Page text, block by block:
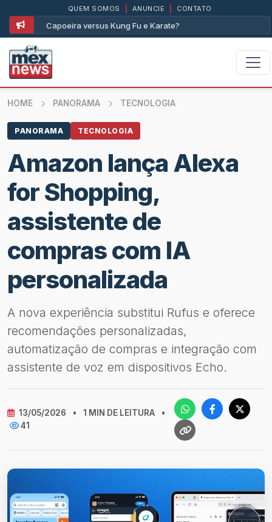
Fu e Karate? Assim foi com a Lambada e
QUEM SOMOS ANUNCIE CONTATO
HOME PANORAMA TECNOLOGIA
PANORAMA TECNOLOGIA
Amazon lança Alexa
for Shopping,
assistente de
compras com IA
personalizada
A nova experiência substitui Rufus e oferece
recomendações personalizadas,
automatização de compras e integração com
assistente de voz em dispositivos Echo.
13/05/2026 • 1 MIN DE LEITURA
•
41